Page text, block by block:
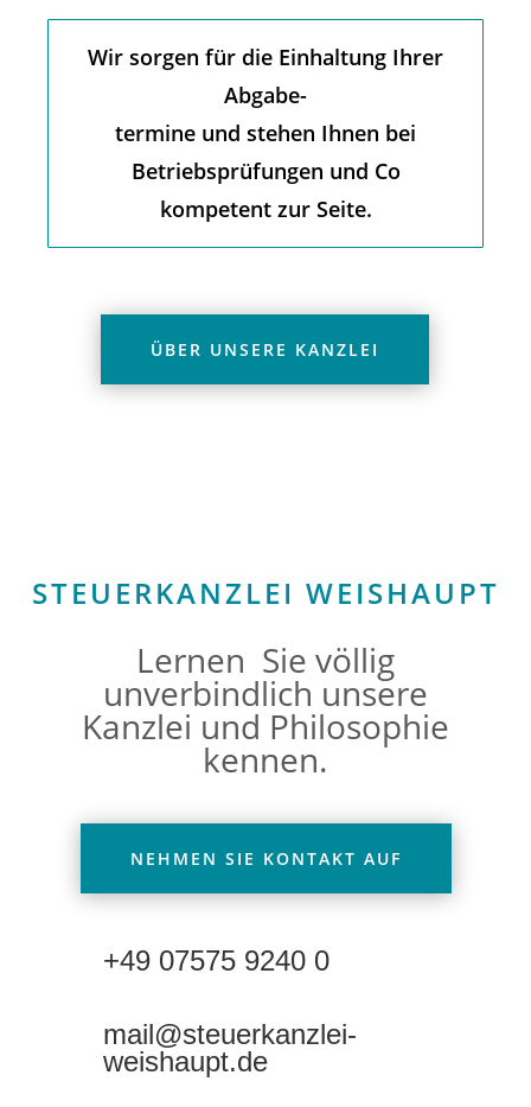
Wir sorgen für die Einhaltung Ihrer
Abgabe-
termine und stehen Ihnen bei
Betriebsprüfungen und Co
kompetent zur Seite.
ÜBER UNSERE KANZLEI
STEUERKANZLEI WEISHAUPT
Lernen Sie völlig
unverbindlich unsere
Kanzlei und Philosophie
kennen.
NEHMEN SIE KONTAKT AUF
+49 07575 9240 0
mail@steuerkanzlei-
weishaupt.de